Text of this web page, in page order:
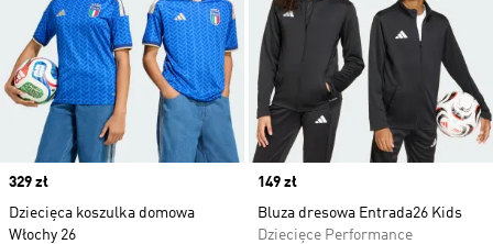
Price
329 zł
Dziecięca koszulka domowa
Włochy 26
Price
149 zł
Bluza dresowa Entrada26 Kids
Dziecięce Performance